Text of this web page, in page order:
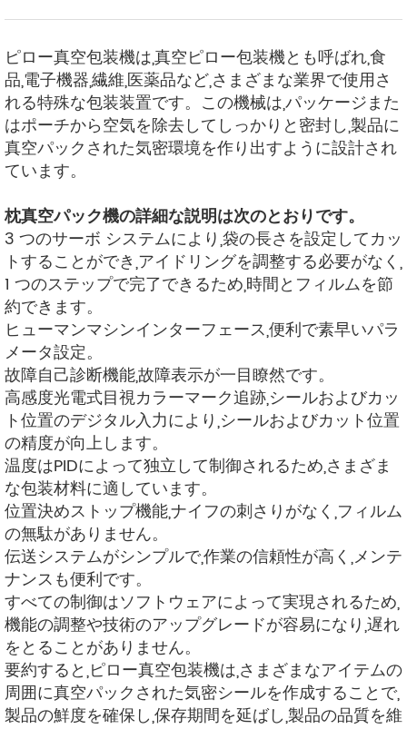
ピロー真空包装機は,真空ピロー包装機とも呼ばれ,食
品,電子機器,繊維,医薬品など,さまざまな業界で使用さ
れる特殊な包装装置です。この機械は,パッケージまた
はポーチから空気を除去してしっかりと密封し,製品に
真空パックされた気密環境を作り出すように設計され
ています。
枕真空パック機の詳細な説明は次のとおりです。
3 つのサーボ システムにより,袋の長さを設定してカッ
トすることができ,アイドリングを調整する必要がなく,
1 つのステップで完了できるため,時間とフィルムを節
約できます。
ヒューマンマシンインターフェース,便利で素早いパラ
メータ設定。
故障自己診断機能,故障表示が一目瞭然です。
高感度光電式目視カラーマーク追跡,シールおよびカッ
ト位置のデジタル入力により,シールおよびカット位置
の精度が向上します。
温度はPIDによって独立して制御されるため,さまざま
な包装材料に適しています。
位置決めストップ機能,ナイフの刺さりがなく,フィルム
の無駄がありません。
伝送システムがシンプルで,作業の信頼性が高く,メンテ
ナンスも便利です。
すべての制御はソフトウェアによって実現されるため,
機能の調整や技術のアップグレードが容易になり,遅れ
をとることがありません。
要約すると,ピロー真空包装機は,さまざまなアイテムの
周囲に真空パックされた気密シールを作成することで,
製品の鮮度を確保し,保存期間を延ばし,製品の品質を維